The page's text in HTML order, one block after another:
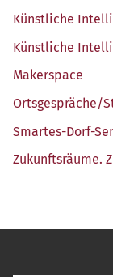
Künst­li­che
Künst­li­che
Maker­space
Ortsgespräche/​
Smar­tes-Dorf-
Zukunfts­räu­me.